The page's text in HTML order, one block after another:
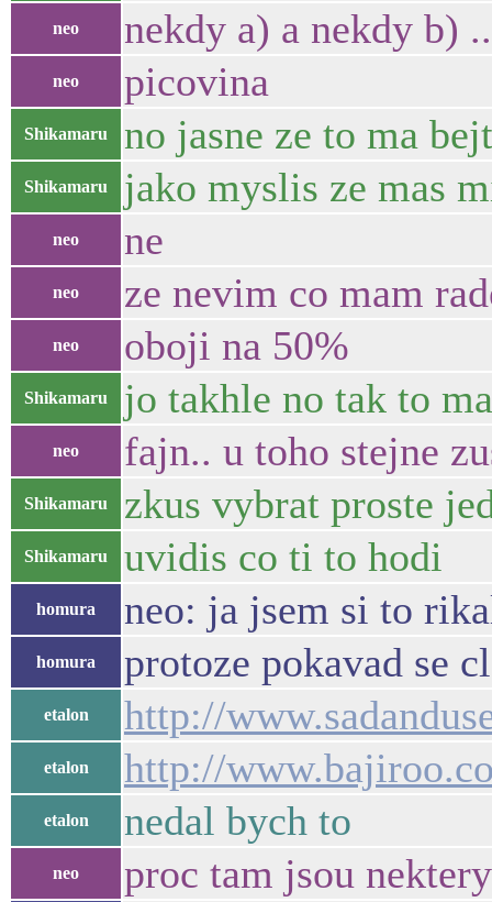
neo nekdy a) a nekdy b)
neo picovina
Shikamaru no jasne ze to ma
Shikamaru jako myslis ze mas
neo ne
neo ze nevim co mam
neo oboji na 50%
Shikamaru jo takhle no tak to
neo fajn.. u toho stejne
Shikamaru zkus vybrat proste
Shikamaru uvidis co ti to hodi
homura neo: ja jsem si to
homura protoze pokavad se
etalon http://
etalon http://
etalon nedal bych to
neo proc tam jsou